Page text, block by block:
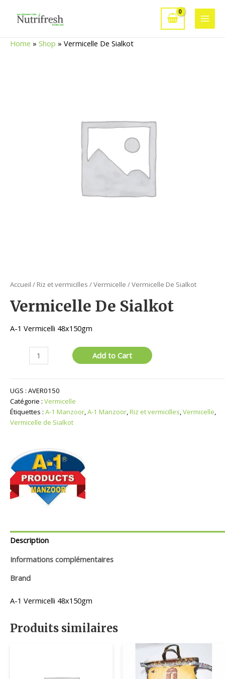
Main
Home » Shop » Vermicelle De Sialkot
Accueil / Riz et vermicilles /Vermicelle / Vermicelle De Sialkot
Vermicelle De Sialkot
A-1 Vermicelli 48x150gm
quantité
De
Sialkot
Add to Cart
UGS : AVER0150
Catégorie : Vermicelle
Étiquettes : A-1 Manzoor,A-1 Manzoor,Riz et vermicilles,Vermicelle,
Vermicelle de Sialkot
Description
Informations complémentaires
Brand
A-1 Vermicelli 48x150gm
Produits similaires